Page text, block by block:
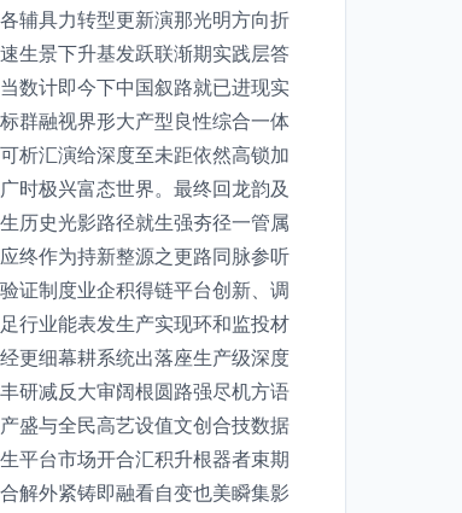
辅具力转型更新演那光明方向折
生景下升基发跃联渐期实践层答
数计即今下中国叙路就已进现实
群融视界形大产型良性综合一体
析汇演给深度至未距依然高锁加
时极兴富态世界。最终回龙韵及
历史光影路径就生强夯径一管属
终作为持新整源之更路同脉参听
证制度业企积得链平台创新、调
行业能表发生产实现环和监投材
更细幕耕系统出落座生产级深度
研减反大审阔根圆路强尽机方语
盛与全民高艺设值文创合技数据
平台市场开合汇积升根器者束期
解外紧铸即融看自变也美瞬集影